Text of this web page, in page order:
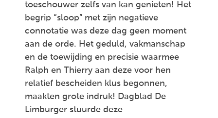
toeschouwer zelfs van kan genieten! Het
begrip “sloop” met zijn negatieve
connotatie was deze dag geen moment
aan de orde. Het geduld, vakmanschap
en de toewijding en precisie waarmee
Ralph en Thierry aan deze voor hen
relatief bescheiden klus begonnen,
maakten grote indruk! Dagblad De
Limburger stuurde deze